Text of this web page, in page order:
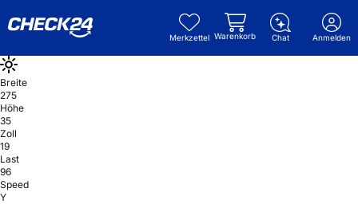
Merkzettel Warenkorb Chat Anmelden
Breite
275
Höhe
35
Zoll
19
Last
96
Speed
Y